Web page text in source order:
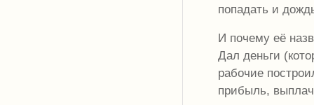
попадать и
И почему её
Дал деньги
рабочие
прибыль,